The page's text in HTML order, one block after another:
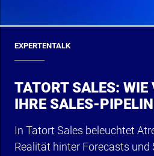
EXPERTENTALK
TATORT SALES: WIE
IHRE SALES-
In Tatort Sales beleuchtet
Realität hinter Forecasts und